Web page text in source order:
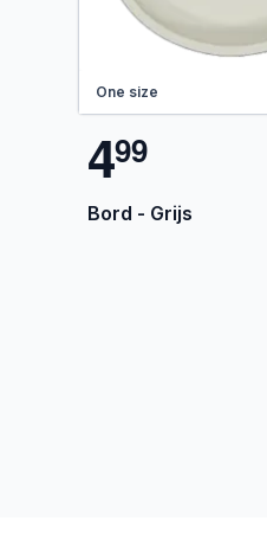
One size
499
Bord - Grijs